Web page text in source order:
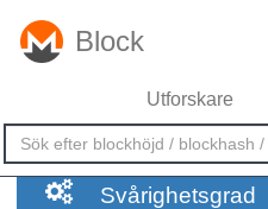
Block
Utforskare
Svårighetsgrad